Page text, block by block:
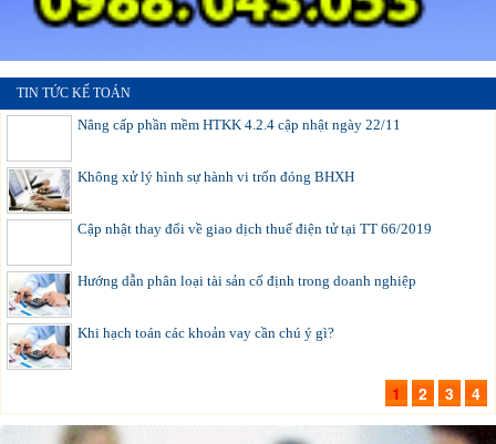
TIN TỨC KẾ TOÁN
Nâng cấp phần mềm HTKK 4.2.4 cập nhật ngày 22/11
Không xử lý hình sự hành vi trốn đóng BHXH
Cập nhật thay đổi về giao dịch thuế điện tử tại TT 66/2019
Hướng dẫn phân loại tài sản cố định trong doanh nghiệp
Khi hạch toán các khoản vay cần chú ý gì?
1 2 3 4